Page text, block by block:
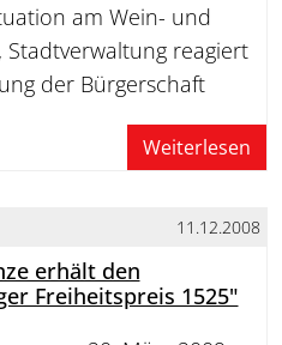
am Wein- und
Stadtverwaltung reagiert
der Bürgerschaft
Weiterlesen
11.12.2008
erhält den
Freiheitspreis 1525"